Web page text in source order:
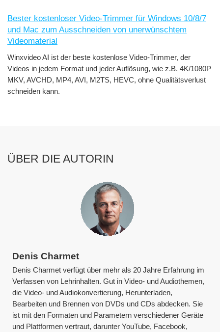
Bester kostenloser Video-Trimmer für Windows 10/8/7
und Mac zum Ausschneiden von unerwünschtem
Videomaterial
Winxvideo AI ist der beste kostenlose Video-Trimmer, der
Videos in jedem Format und jeder Auflösung, wie z.B. 4K/1080P
MKV, AVCHD, MP4, AVI, M2TS, HEVC, ohne Qualitätsverlust
schneiden kann.
ÜBER DIE AUTORIN
Denis Charmet
Denis Charmet verfügt über mehr als 20 Jahre Erfahrung im
Verfassen von Lehrinhalten. Gut in Video- und Audiothemen,
die Video- und Audiokonvertierung, Herunterladen,
Bearbeiten und Brennen von DVDs und CDs abdecken. Sie
ist mit den Formaten und Parametern verschiedener Geräte
und Plattformen vertraut, darunter YouTube, Facebook,